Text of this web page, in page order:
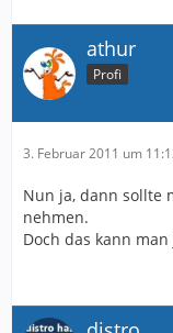
athur
Profi
3. Februar 2011 um
Nun ja, dann sollte
nehmen.
Doch das kann